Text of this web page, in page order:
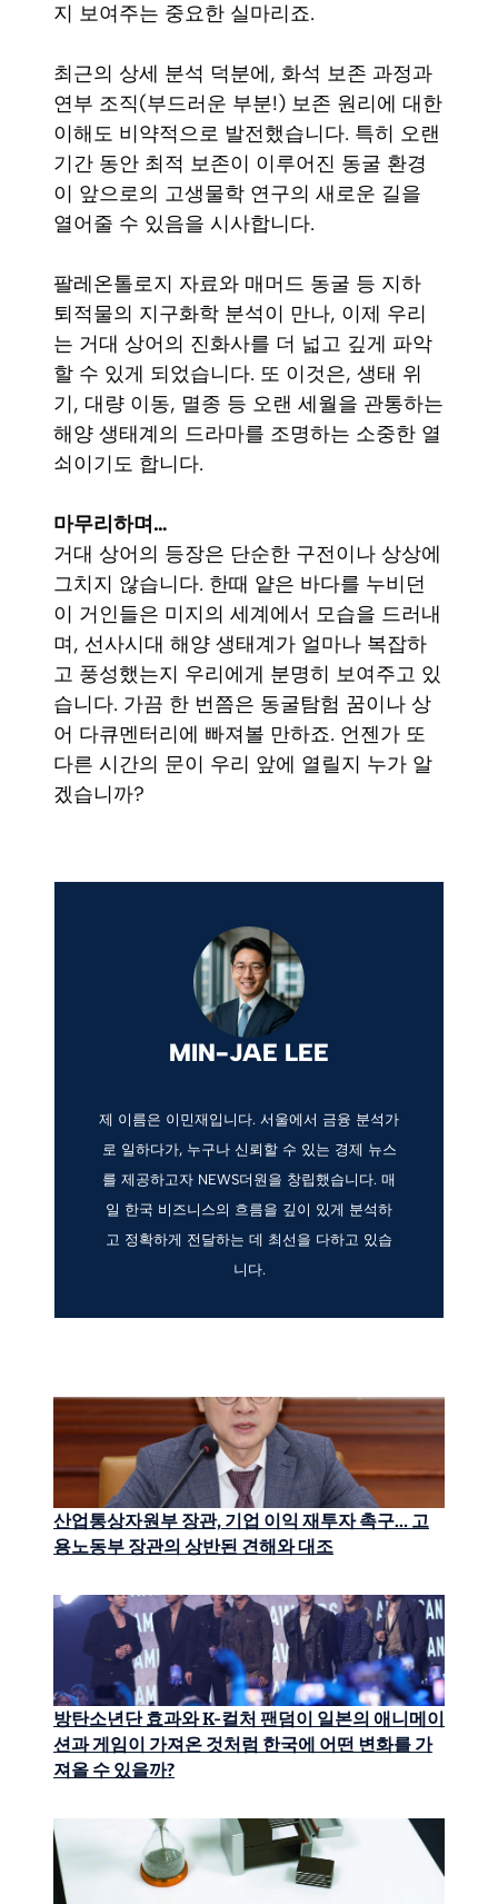
지 보여주는 중요한 실마리죠.
최근의 상세 분석 덕분에, 화석 보존 과정과
연부 조직(부드러운 부분!) 보존 원리에 대한
이해도 비약적으로 발전했습니다. 특히 오랜
기간 동안 최적 보존이 이루어진 동굴 환경
이 앞으로의 고생물학 연구의 새로운 길을
열어줄 수 있음을 시사합니다.
팔레온톨로지 자료와 매머드 동굴 등 지하
퇴적물의 지구화학 분석이 만나, 이제 우리
는 거대 상어의 진화사를 더 넓고 깊게 파악
할 수 있게 되었습니다. 또 이것은, 생태 위
기, 대량 이동, 멸종 등 오랜 세월을 관통하는
해양 생태계의 드라마를 조명하는 소중한 열
쇠이기도 합니다.
마무리하며…
거대 상어의 등장은 단순한 구전이나 상상에
그치지 않습니다. 한때 얕은 바다를 누비던
이 거인들은 미지의 세계에서 모습을 드러내
며, 선사시대 해양 생태계가 얼마나 복잡하
고 풍성했는지 우리에게 분명히 보여주고 있
습니다. 가끔 한 번쯤은 동굴탐험 꿈이나 상
어 다큐멘터리에 빠져볼 만하죠. 언젠가 또
다른 시간의 문이 우리 앞에 열릴지 누가 알
겠습니까?
MIN-JAE LEE
제 이름은 이민재입니다. 서울에서 금융 분석가
로 일하다가, 누구나 신뢰할 수 있는 경제 뉴스
를 제공하고자 NEWS더원을 창립했습니다. 매
일 한국 비즈니스의 흐름을 깊이 있게 분석하
고 정확하게 전달하는 데 최선을 다하고 있습
니다.
산업통상자원부 장관, 기업 이익 재투자 촉구… 고
용노동부 장관의 상반된 견해와 대조
방탄소년단 효과와 K-컬처 팬덤이 일본의 애니메이
션과 게임이 가져온 것처럼 한국에 어떤 변화를 가
져올 수 있을까?